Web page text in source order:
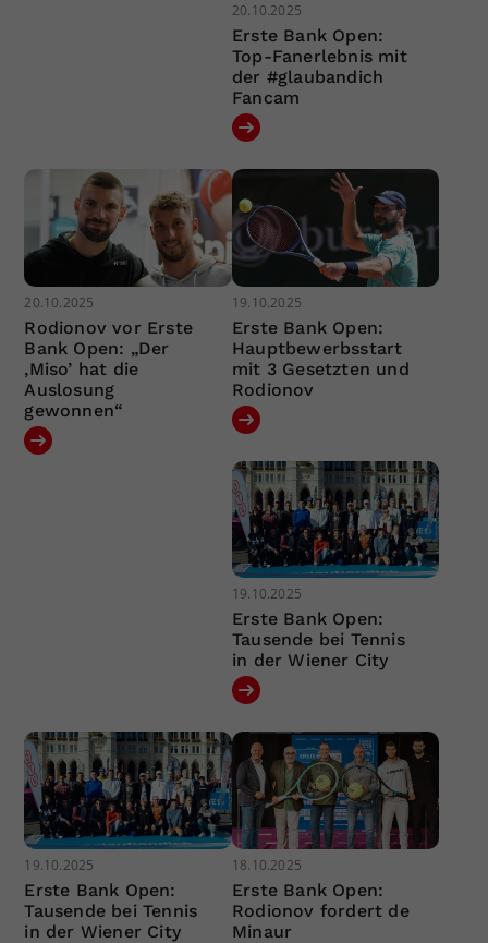
20.10.2025
Erste Bank Open:
Top-Fanerlebnis mit
der #glaubandich
Fancam
20.10.2025
Rodionov vor Erste
Bank Open: „Der
‚Miso’ hat die
Auslosung
gewonnen“
19.10.2025
Erste Bank Open:
Hauptbewerbsstart
mit 3 Gesetzten und
Rodionov
19.10.2025
Erste Bank Open:
Tausende bei Tennis
in der Wiener City
19.10.2025
Erste Bank Open:
Tausende bei Tennis
in der Wiener City
18.10.2025
Erste Bank Open:
Rodionov fordert de
Minaur